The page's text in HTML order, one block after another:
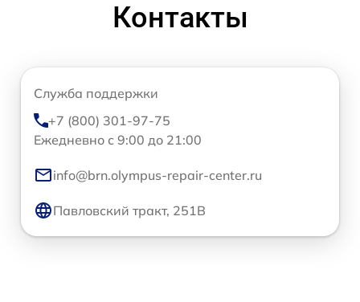
Контакты
Служба поддержки
+7 (800) 301-97-75
Ежедневно с 9:00 до 21:00
info@brn.olympus-repair-center.ru
Павловский тракт, 251В